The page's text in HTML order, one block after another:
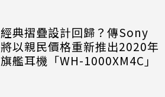
經典摺疊設計回歸？傳Sony
將以親民價格重新推出2020年
旗艦耳機「WH-1000XM4C」